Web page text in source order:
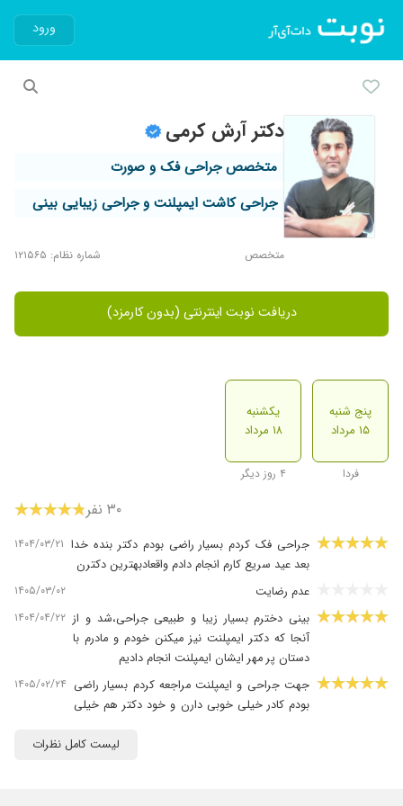
ورود
دکتر آرش کرمی
متخصص جراحی فک و صورت
جراحی کاشت ایمپلنت و جراحی زیبایی بینی
متخصص شماره نظام: ۱۲۱۵۶۵
دریافت نوبت اینترنتی (بدون کارمزد)
پنج شنبه
۱۵ مرداد
فردا
یکشنبه
۱۸ مرداد
۴ روز دیگر
۳۰ نفر
جراحی فک کردم بسیار راضی بودم دکتر بنده خدا
بعد عید سریع کارم انجام دادم واقعادبهترین دکترن
۱۴۰۴/۰۳/۲۱
عدم رضایت ۱۴۰۵/۰۳/۰۲
بینی دخترم بسیار زیبا و طبیعی جراحی،شد و از
آنجا که دکتر ایمپلنت نیز میکنن خودم و مادرم با
دستان پر مهر ایشان ایمپلنت انجام دادیم
۱۴۰۴/۰۴/۲۲
جهت جراحی و ایمپلنت مراجعه کردم بسیار راضی
بودم کادر خیلی خوبی دارن و خود دکتر هم خیلی
۱۴۰۵/۰۲/۲۴
لیست کامل نظرات